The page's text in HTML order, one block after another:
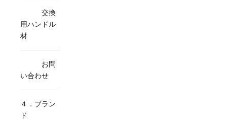
交換
用ハンドル
材
お問
い合わせ
４．ブラン
ド